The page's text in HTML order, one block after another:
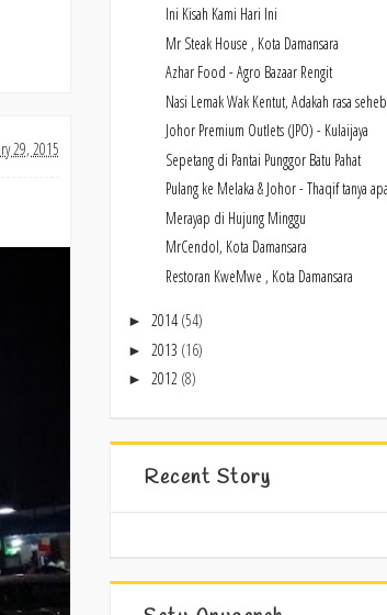
29, 2015
Ini Kisah Kami Hari Ini
Mr Steak House , Kota Damansara
Azhar Food - Agro Bazaar Rengit
Nasi Lemak Wak Kentut, Adakah rasa
Johor Premium Outlets (JPO) - Kulaijaya
Sepetang di Pantai Punggor Batu Pahat
Pulang ke Melaka & Johor - Thaqif tanya
Merayap di Hujung Minggu
MrCendol, Kota Damansara
Restoran KweMwe , Kota Damansara
► 2014 (54)
► 2013 (16)
► 2012 (8)
Recent Story